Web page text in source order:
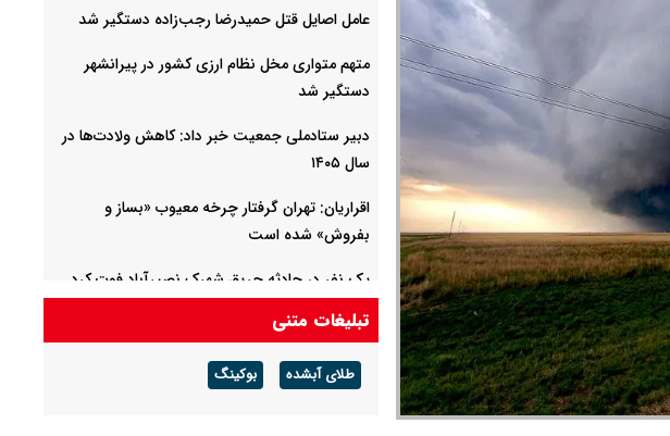
عامل اصایل قتل حمیدرضا رجب‌‌زاده دستگیر شد
متهم متواری مخل نظام ارزی کشور در پیرانشهر
دستگیر شد
دبیر ستادملی جمعیت خبر داد: کاهش ولادت‌ها در
سال ۱۴۰۵
اقراریان: تهران گرفتار چرخه معیوب «بساز و
بفروش» شده است
یک نفر در حادثه حریق شهرک نصیرآباد فوت کرد
خبر جدید درباره زمان پرداخت معوقات بازنشستگان
تبلیغات متنی
طلای آبشده بوکینگ